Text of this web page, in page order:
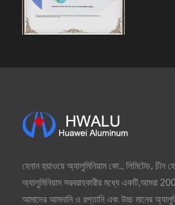
হেনান হুয়াওয়ে অ্যালুমিনিয়াম কো., লিমিটেড, চীন
অ্যালুমিনিয়াম সরবরাহকারীর মধ্যে একটি,আমরা
আমাদের আমদানি ও রপ্তানি এবং উচ্চ মানের